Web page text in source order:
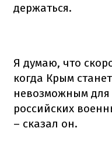
держаться.
Я думаю, что
когда Крым
невозможным
российских
– сказал он.